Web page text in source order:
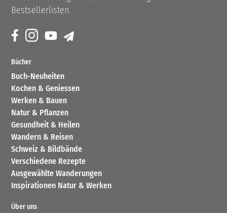
Bestsellerlisten.
Bücher
Buch-Neuheiten
Kochen & Geniessen
Werken & Bauen
Natur & Pflanzen
Gesundheit & Heilen
Wandern & Reisen
Schweiz & Bildbände
Verschiedene Rezepte
Ausgewählte Wanderungen
Inspirationen Natur & Werken
Über uns